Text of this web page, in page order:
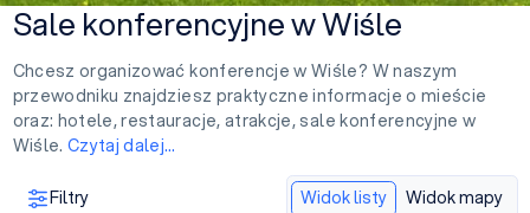
Sale konferencyjne w Wiśle
Chcesz organizować konferencje w Wiśle? W naszym
przewodniku znajdziesz praktyczne informacje o mieście
oraz: hotele, restauracje, atrakcje, sale konferencyjne w
Wiśle. Czytaj dalej…
Filtry Widok listy Widok mapy